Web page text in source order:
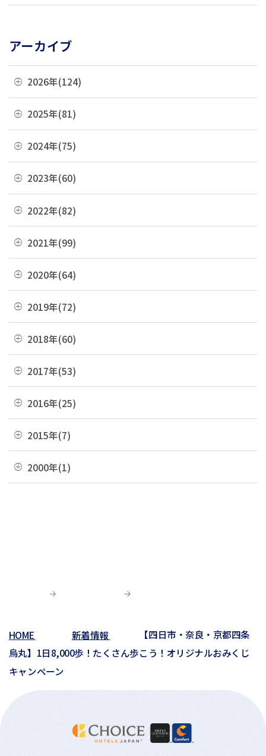
アーカイブ
2026年(124)
08月(3)
07月(21)
05月(13)
04月(10)
03月(36)
01月(13)
2025年(81)
12月(8)
11月(22)
09月(3)
08月(4)
07月(7)
05月(6)
04月(4)
03月(7)
02月(10)
01月(4)
2024年(75)
12月(4)
11月(6)
09月(4)
08月(6)
07月(6)
05月(9)
04月(5)
03月(8)
01月(6)
2023年(60)
12月(4)
11月(3)
09月(8)
08月(4)
07月(4)
05月(10)
04月(2)
03月(8)
01月(3)
2022年(82)
12月(8)
11月(5)
09月(8)
08月(4)
07月(10)
05月(6)
04月(2)
03月(7)
2021年(99)
12月(9)
11月(7)
09月(5)
08月(4)
07月(8)
06月(10)
05月(8)
04月(10)
03月(12)
2020年(64)
12月(2)
11月(8)
09月(4)
08月(4)
07月(5)
05月(7)
2019年(72)
12月(7)
11月(9)
09月(6)
08月(2)
07月(5)
01月(4)
2018年(60)
12月(7)
11月(2)
09月(4)
08月(3)
07月(7)
01月(2)
2017年(53)
12月(2)
11月(4)
09月(1)
03月(6)
01月(3)
2016年(25)
12月(2)
11月(3)
02月(1)
2015年(7)
11月(1)
06月(6)
2000年(1)
HOME 新着情報
【四日市・奈良・京都四条
烏丸】1日8,000歩！たくさん歩こう！オリジナルおみくじ
キャンペーン